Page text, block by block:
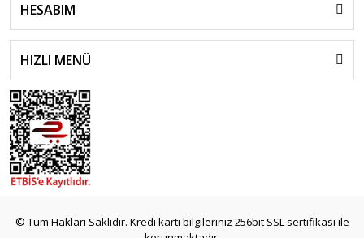
HESABIM
HIZLI MENÜ
© Tüm Hakları Saklıdır. Kredi kartı bilgileriniz 256bit SSL sertifikası ile